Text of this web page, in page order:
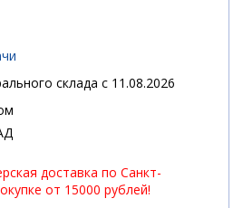
склада с 11.08.2026
доставка по Санкт-
от 15000 рублей!